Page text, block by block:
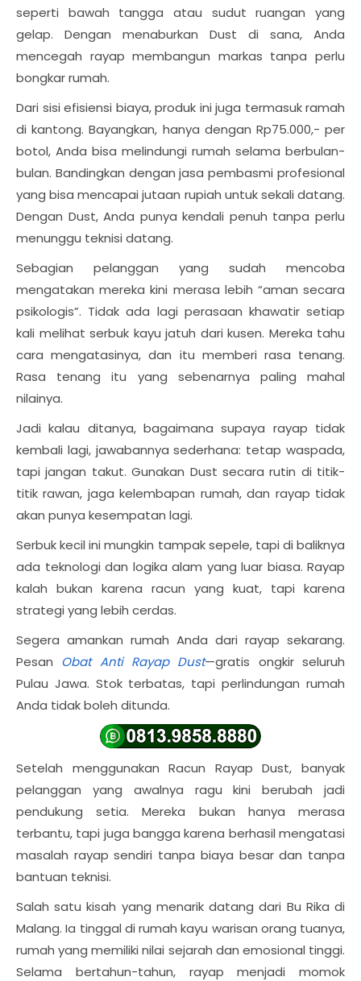
seperti bawah tangga atau sudut ruangan yang
gelap. Dengan menaburkan Dust di sana, Anda
mencegah rayap membangun markas tanpa perlu
bongkar rumah.
Dari sisi efisiensi biaya, produk ini juga termasuk ramah
di kantong. Bayangkan, hanya dengan Rp75.000,- per
botol, Anda bisa melindungi rumah selama berbulan-
bulan. Bandingkan dengan jasa pembasmi profesional
yang bisa mencapai jutaan rupiah untuk sekali datang.
Dengan Dust, Anda punya kendali penuh tanpa perlu
menunggu teknisi datang.
Sebagian pelanggan yang sudah mencoba
mengatakan mereka kini merasa lebih “aman secara
psikologis”. Tidak ada lagi perasaan khawatir setiap
kali melihat serbuk kayu jatuh dari kusen. Mereka tahu
cara mengatasinya, dan itu memberi rasa tenang.
Rasa tenang itu yang sebenarnya paling mahal
nilainya.
Jadi kalau ditanya, bagaimana supaya rayap tidak
kembali lagi, jawabannya sederhana: tetap waspada,
tapi jangan takut. Gunakan Dust secara rutin di titik-
titik rawan, jaga kelembapan rumah, dan rayap tidak
akan punya kesempatan lagi.
Serbuk kecil ini mungkin tampak sepele, tapi di baliknya
ada teknologi dan logika alam yang luar biasa. Rayap
kalah bukan karena racun yang kuat, tapi karena
strategi yang lebih cerdas.
Segera amankan rumah Anda dari rayap sekarang.
Pesan Obat Anti Rayap Dust—gratis ongkir seluruh
Pulau Jawa. Stok terbatas, tapi perlindungan rumah
Anda tidak boleh ditunda.
Setelah menggunakanRacun Rayap Dust, banyak
pelanggan yang awalnya ragu kini berubah jadi
pendukung setia. Mereka bukan hanya merasa
terbantu, tapi juga bangga karena berhasil mengatasi
masalah rayap sendiri tanpa biaya besar dan tanpa
bantuan teknisi.
Salah satu kisah yang menarik datang dari Bu Rika di
Malang. Ia tinggal di rumah kayu warisan orang tuanya,
rumah yang memiliki nilai sejarah dan emosional tinggi.
Selama bertahun-tahun, rayap menjadi momok